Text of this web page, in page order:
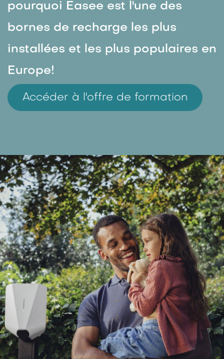
pourquoi Easee est l'une des
bornes de recharge les plus
installées et les plus populaires en
Europe!
Accéder à l'offre de formation